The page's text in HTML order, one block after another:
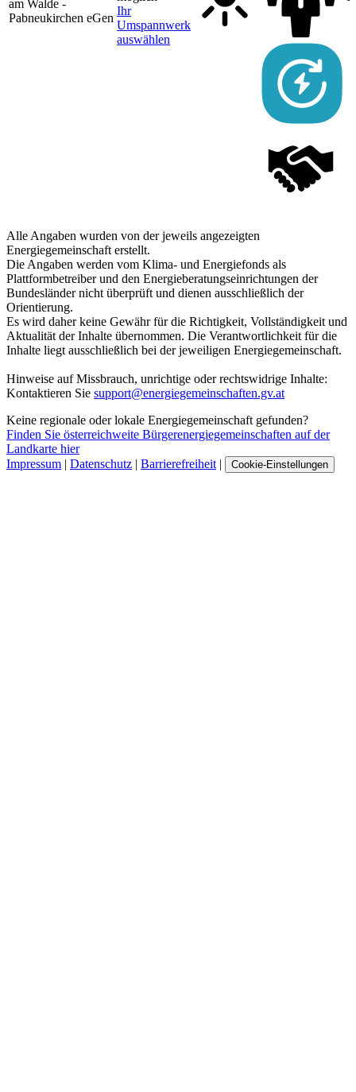
am Walde -
Pabneukirchen eGen
Ihr
Umspannwerk
auswählen
Alle Angaben wurden von der jeweils angezeigten
Energiegemeinschaft erstellt.
Die Angaben werden vom Klima- und Energiefonds als
Plattformbetreiber und den Energieberatungseinrichtungen der
Bundesländer nicht überprüft und dienen ausschließlich der
Orientierung.
Es wird daher keine Gewähr für die Richtigkeit, Vollständigkeit und
Aktualität der Inhalte übernommen. Die Verantwortlichkeit für die
Inhalte liegt ausschließlich bei der jeweiligen Energiegemeinschaft.
Hinweise auf Missbrauch, unrichtige oder rechtswidrige Inhalte:
Kontaktieren Sie support@energiegemeinschaften.gv.at
Keine regionale oder lokale Energiegemeinschaft gefunden?
Finden Sie österreichweite Bürgerenergiegemeinschaften auf der
Landkarte hier
Impressum | Datenschutz | Barrierefreiheit | Cookie-Einstellungen